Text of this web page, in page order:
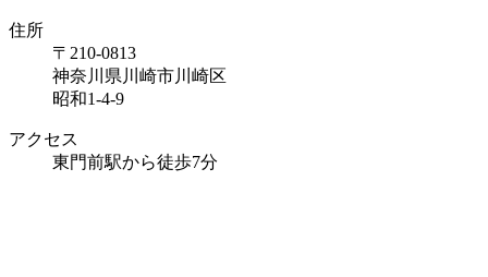
住所
〒210-0813
神奈川県川崎市川崎区
昭和1-4-9
アクセス
東門前駅から徒歩7分